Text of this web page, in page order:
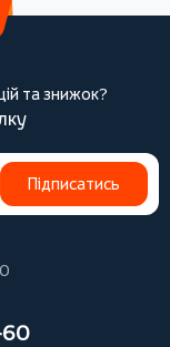
та знижок?
Підписатись